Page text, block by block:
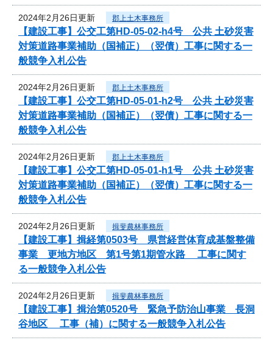
2024年2月26日更新 郡上土木事務所
【建設工事】公交工第HD-05-02-h4号 公共 土砂災害
対策道路事業補助（国補正）（翌債）工事に関する一
般競争入札公告
2024年2月26日更新 郡上土木事務所
【建設工事】公交工第HD-05-01-h2号 公共 土砂災害
対策道路事業補助（国補正）（翌債）工事に関する一
般競争入札公告
2024年2月26日更新 郡上土木事務所
【建設工事】公交工第HD-05-01-h1号 公共 土砂災害
対策道路事業補助（国補正）（翌債）工事に関する一
般競争入札公告
2024年2月26日更新 揖斐農林事務所
【建設工事】揖経第0503号 県営経営体育成基盤整備
事業 更地方地区 第1号第1期管水路 工事に関す
る一般競争入札公告
2024年2月26日更新 揖斐農林事務所
【建設工事】揖治第0520号 緊急予防治山事業 長洞
谷地区 工事（補）に関する一般競争入札公告